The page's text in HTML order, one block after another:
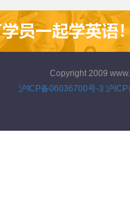
Copyright 2009
沪ICP备06036700号-3 沪